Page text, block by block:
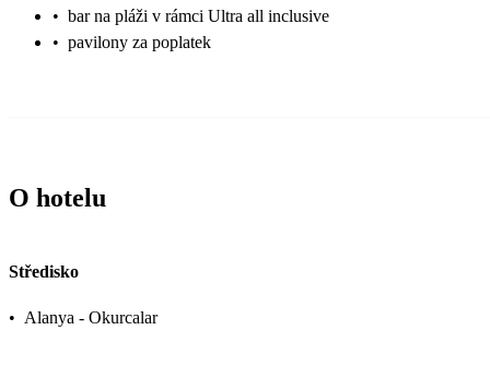
• bar na pláži v rámci Ultra all inclusive
• pavilony za poplatek
O hotelu
Středisko
• Alanya - Okurcalar